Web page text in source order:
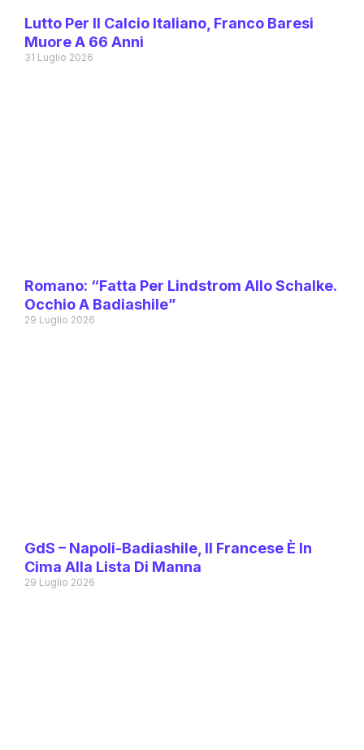
Lutto Per Il Calcio Italiano, Franco Baresi
Muore A 66 Anni
31 Luglio 2026
Romano: “Fatta Per Lindstrom Allo Schalke.
Occhio A Badiashile”
29 Luglio 2026
GdS – Napoli-Badiashile, Il Francese È In
Cima Alla Lista Di Manna
29 Luglio 2026